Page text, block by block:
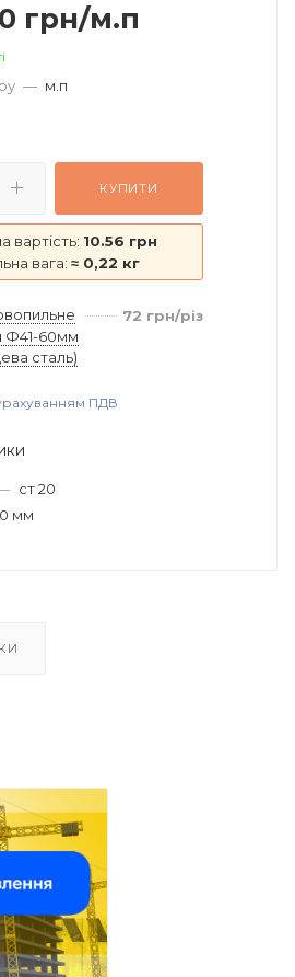
грн/м.п
— м.п
КУПИТИ
вартість: 10.56 грн
вага: ≈ 0,22 кг
Ф41-60мм
сталь)
72 грн/різ
ПДВ
ст 20
мм